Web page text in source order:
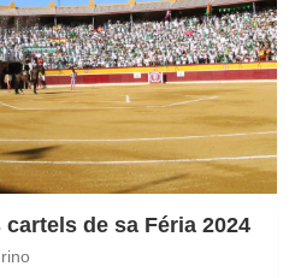
de sa Féria 2024